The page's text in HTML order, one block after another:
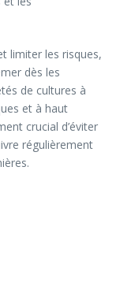
limiter les risques,
dès les
de cultures à
et à haut
crucial d’éviter
régulièrement